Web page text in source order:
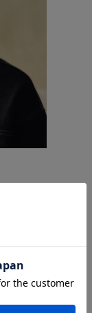
クリエ
インす